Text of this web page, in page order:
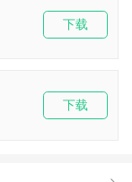
下载
下载